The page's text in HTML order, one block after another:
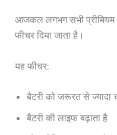
आजकल लगभग सभी
फीचर दिया जाता है।
यह फीचर:
बैटरी को जरूरत से ज्यादा
बैटरी की लाइफ बढ़ाता है